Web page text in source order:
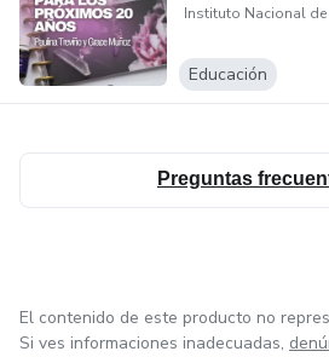
Educación
Preguntas
El contenido de este producto no
Si ves informaciones inadecuadas,